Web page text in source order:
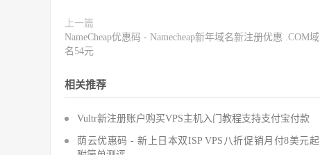
上一篇
NameCheap优惠码 - Namecheap新年域名新注册优惠 .COM域
名54元
相关推荐
Vultr新注册账户购买VPS主机入门教程支持支付宝付款
荫云优惠码 - 新上日本双ISP VPS八折促销月付8美元起